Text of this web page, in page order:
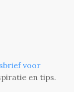
voor
en tips.